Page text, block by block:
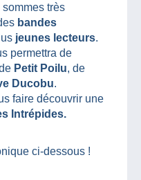
très
bandes
jeunes lecteurs.
permettra de
Petit Poilu, de
Ducobu.
faire découvrir une
Intrépides.
ci-dessous !